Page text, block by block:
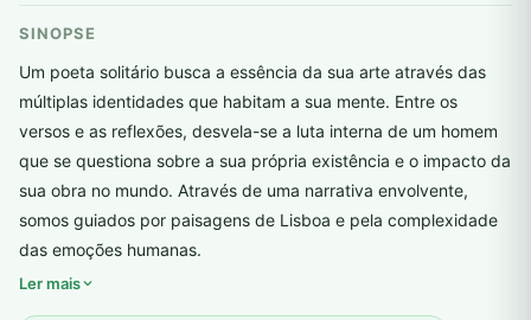
SINOPSE
Um poeta solitário busca a essência da sua arte através das
múltiplas identidades que habitam a sua mente. Entre os
versos e as reflexões, desvela-se a luta interna de um homem
que se questiona sobre a sua própria existência e o impacto da
sua obra no mundo. Através de uma narrativa envolvente,
somos guiados por paisagens de Lisboa e pela complexidade
das emoções humanas.
Ler mais